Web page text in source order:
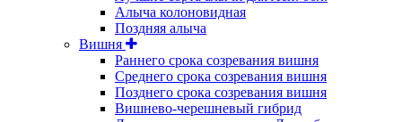
Алыча колоновидная
Поздняя алыча
Вишня
Раннего срока созревания вишня
Среднего срока созревания вишня
Позднего срока созревания вишня
Вишнево-черешневый гибрид